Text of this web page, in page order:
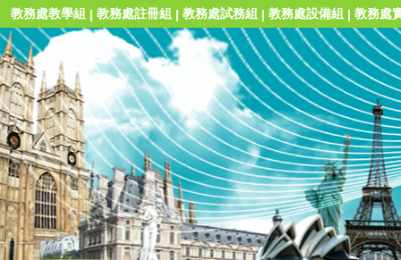
教務處教學組 | 教務處註冊組 | 教務處試務組 | 教務處設備組 | 教務處